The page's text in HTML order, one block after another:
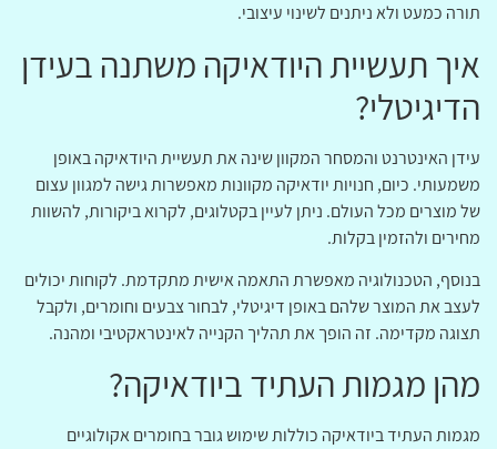
תורה כמעט ולא ניתנים לשינוי עיצובי.
איך תעשיית היודאיקה משתנה בעידן
הדיגיטלי?
עידן האינטרנט והמסחר המקוון שינה את תעשיית היודאיקה באופן
משמעותי. כיום, חנויות יודאיקה מקוונות מאפשרות גישה למגוון עצום
של מוצרים מכל העולם. ניתן לעיין בקטלוגים, לקרוא ביקורות, להשוות
מחירים ולהזמין בקלות.
בנוסף, הטכנולוגיה מאפשרת התאמה אישית מתקדמת. לקוחות יכולים
לעצב את המוצר שלהם באופן דיגיטלי, לבחור צבעים וחומרים, ולקבל
תצוגה מקדימה. זה הופך את תהליך הקנייה לאינטראקטיבי ומהנה.
מהן מגמות העתיד ביודאיקה?
מגמות העתיד ביודאיקה כוללות שימוש גובר בחומרים אקולוגיים